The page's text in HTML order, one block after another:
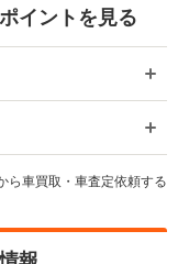
イントを見る
ら車買取・車査定依頼する